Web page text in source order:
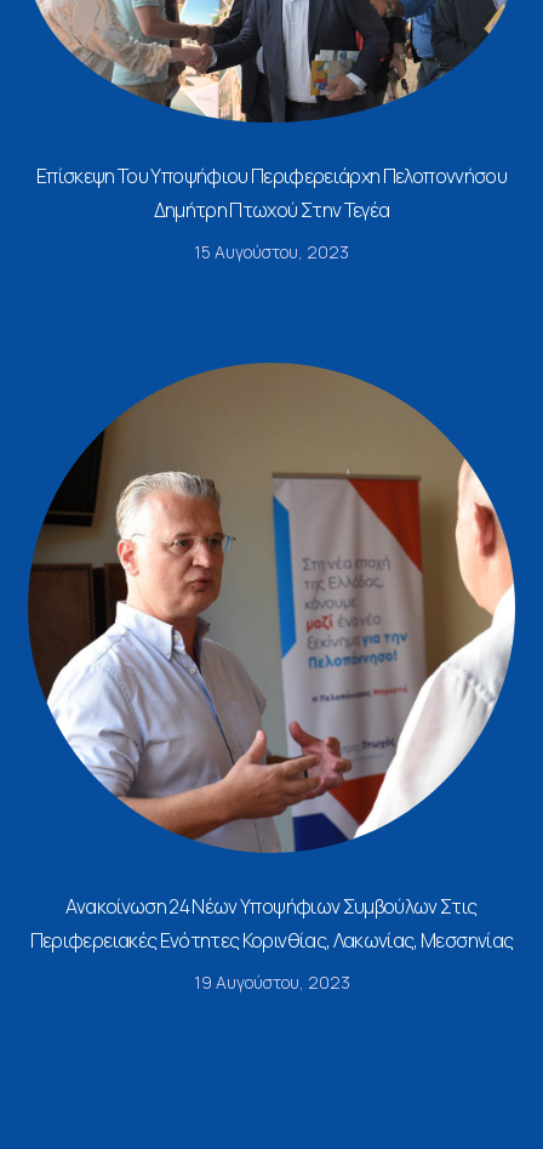
Επίσκεψη Του Υποψήφιου Περιφερειάρχη Πελοποννήσου
Δημήτρη Πτωχού Στην Τεγέα
15 Αυγούστου, 2023
Ανακοίνωση 24 Νέων Υποψήφιων Συμβούλων Στις
Περιφερειακές Ενότητες Κορινθίας, Λακωνίας, Μεσσηνίας
19 Αυγούστου, 2023